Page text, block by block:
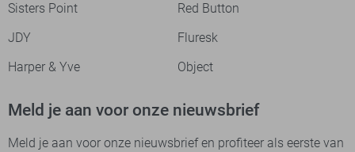
Sisters Point
Red Button
JDY
Fluresk
Harper & Yve
Object
Meld je aan voor onze nieuwsbrief
Meld je aan voor onze nieuwsbrief en profiteer als eerste van